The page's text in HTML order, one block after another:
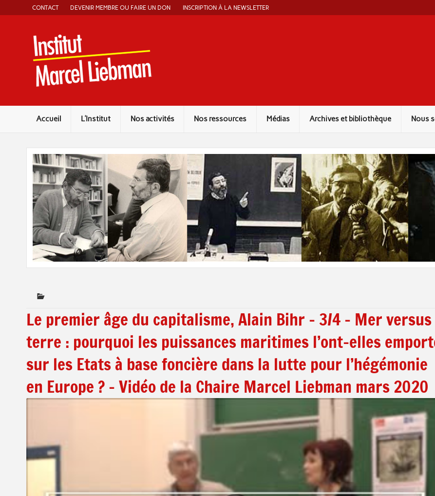
content
CONTACT DEVENIR MEMBRE OU FAIRE UN DON INSCRIPTION À LA NEWSLETTER
Accueil L’Institut Nos activités Nos ressources Médias Archives et bibliothèque Nous
Le premier âge du capitalisme, Alain Bihr – 3/4 – Mer versus
terre : pourquoi les puissances maritimes l’ont-elles
sur les Etats à base foncière dans la lutte pour l’hégémonie
en Europe ? – Vidéo de la Chaire Marcel Liebman mars 2020